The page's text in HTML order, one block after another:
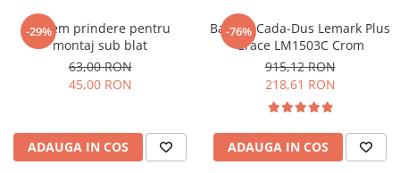
SETURI CHIUVETA DE BUCATARIE SI
BATERIE
SIFOANE MONARCH
SITE / COSURI INOX
TOCATOARE
VARIANT
-29%
Sistem prindere pentru
montaj sub blat
63,00 RON
45,00 RON
ADAUGA IN COS
-76%
Baterie Cada-Dus Lemark Plus
Grace LM1503C Crom
915,12 RON
218,61 RON
ADAUGA IN COS